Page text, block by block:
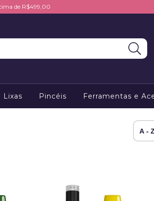
de R$499,00
Lixas Pincéis Ferramentas e